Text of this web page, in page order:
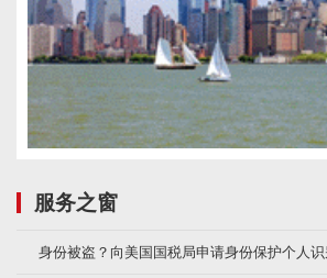
服务之窗
身份被盗？向美国国税局申请身份保护个人